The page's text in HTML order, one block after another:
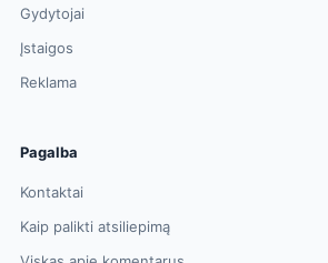
Gydytojai
Įstaigos
Reklama
Pagalba
Kontaktai
Kaip palikti atsiliepimą